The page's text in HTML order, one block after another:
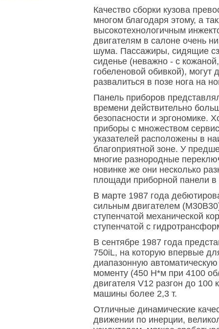
Качество сборки кузова
многом благодаря этому, а
высокотехнологичным
двигателям в салоне очень
шума. Пассажиры, сидящие
сиденье (неважно - с
гобеленовой обивкой), могут
развалиться в позе нога на
Панель приборов
времени действительно
безопасности и эргономике.
приборы с множеством
указателей расположены в
благоприятной зоне. У
многие разнородные
новинке же они несколько
площади приборной панели в
В марте 1987 года
сильным двигателем
ступенчатой механической
ступенчатой с
В сентябре 1987 года
750iL, на которую впервые
диапазонную
моменту (450 Н*м при 4100
двигателя V12 разгон до 100
машины более 2,3 т.
Отличные динамические
движении по инерции,